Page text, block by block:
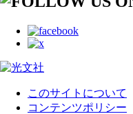
このサイトについて
コンテンツポリシー